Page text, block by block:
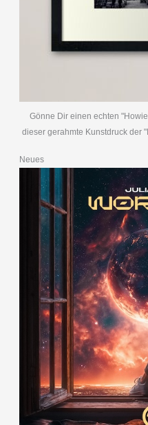
Gönne Dir einen echten
dieser gerahmte Kunstdruck der
Neues